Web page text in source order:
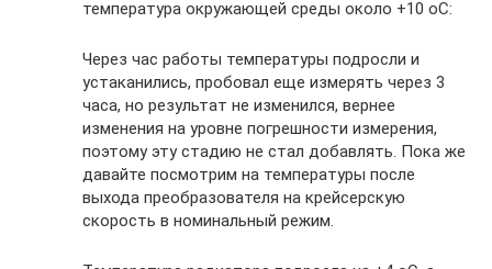
температура окружающей среды около +10 oС:
Через час работы температуры подросли и
устаканились, пробовал еще измерять через 3
часа, но результат не изменился, вернее
изменения на уровне погрешности измерения,
поэтому эту стадию не стал добавлять. Пока же
давайте посмотрим на температуры после
выхода преобразователя на крейсерскую
скорость в номинальный режим.